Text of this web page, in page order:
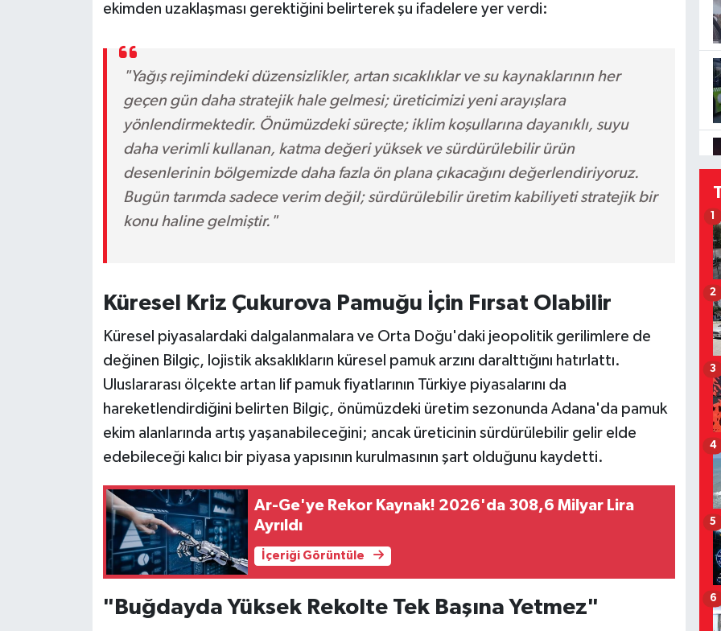
ekimden uzaklaşması gerektiğini belirterek şu ifadelere yer verdi:
"Yağış rejimindeki düzensizlikler, artan sıcaklıklar ve su kaynaklarının her
geçen gün daha stratejik hale gelmesi; üreticimizi yeni arayışlara
yönlendirmektedir. Önümüzdeki süreçte; iklim koşullarına dayanıklı, suyu
daha verimli kullanan, katma değeri yüksek ve sürdürülebilir ürün
desenlerinin bölgemizde daha fazla ön plana çıkacağını değerlendiriyoruz.
Bugün tarımda sadece verim değil; sürdürülebilir üretim kabiliyeti stratejik bir
konu haline gelmiştir."
Küresel Kriz Çukurova Pamuğu İçin Fırsat Olabilir
Küresel piyasalardaki dalgalanmalara ve Orta Doğu'daki jeopolitik gerilimlere de
değinen Bilgiç, lojistik aksaklıkların küresel pamuk arzını daralttığını hatırlattı.
Uluslararası ölçekte artan lif pamuk fiyatlarının Türkiye piyasalarını da
hareketlendirdiğini belirten Bilgiç, önümüzdeki üretim sezonunda Adana'da pamuk
ekim alanlarında artış yaşanabileceğini; ancak üreticinin sürdürülebilir gelir elde
edebileceği kalıcı bir piyasa yapısının kurulmasının şart olduğunu kaydetti.
Ar-Ge'ye Rekor Kaynak! 2026'da 308,6 Milyar Lira
Ayrıldı
İçeriği Görüntüle
"Buğdayda Yüksek Rekolte Tek Başına Yetmez"
1
2
3
4
5
6